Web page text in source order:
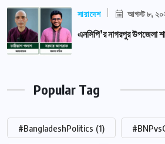
সারাদেশ আগস্ট ৮,
এনসিপি’র নাগরপুর উপজেলা
Popular Tag
#BangladeshPolitics (1)